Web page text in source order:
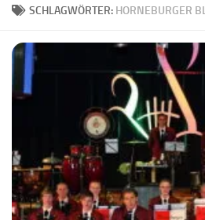
SCHLAGWÖRTER: HORNEBURGER